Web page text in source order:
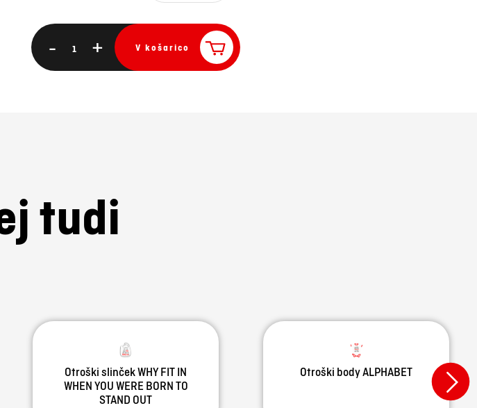
- + V košarico
tudi
Otroški slinček WHY FIT IN
WHEN YOU WERE BORN TO
STAND OUT
Otroški body ALPHABET